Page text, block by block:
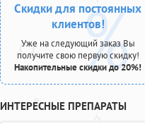
Скидки для постоянных
клиентов!
Уже на следующий заказ Вы
получите свою первую скидку!
Накопительные скидки до 20%!
ИНТЕРЕСНЫЕ ПРЕПАРАТЫ